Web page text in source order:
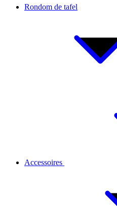
Rondom de tafel
Accessoires